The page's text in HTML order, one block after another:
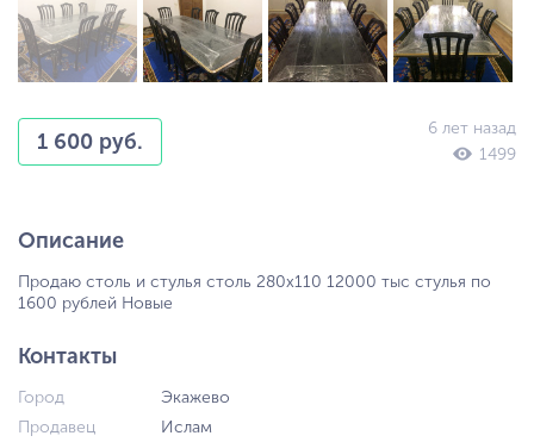
1 600 руб.
6 лет назад
1499
Описание
Продаю столь и стулья столь 280х110 12000 тыс стулья по
1600 рублей Новые
Контакты
Город
Экажево
Продавец
Ислам